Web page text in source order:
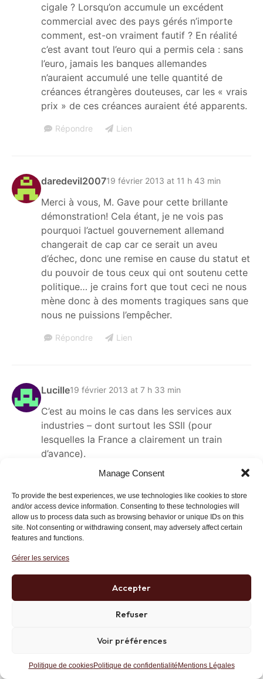
Manage Consent
To provide the best experiences, we use technologies like cookies to store
and/or access device information. Consenting to these technologies will
allow us to process data such as browsing behavior or unique IDs on this
site. Not consenting or withdrawing consent, may adversely affect certain
features and functions.
Gérer les services
Accepter
Refuser
Voir préférences
Politique de cookiesPolitique de confidentialité Mentions Légales
cigale ? Lorsqu’on accumule un excédent
commercial avec des pays gérés n’importe
comment, est-on vraiment fautif ? En réalité
c’est avant tout l’euro qui a permis cela : sans
l’euro, jamais les banques allemandes
n’auraient accumulé une telle quantité de
créances étrangères douteuses, car les « vrais
prix » de ces créances auraient été apparents.
Répondre Lien
daredevil200719 février 2013 at 11 h 43 min
Merci à vous, M. Gave pour cette brillante
démonstration! Cela étant, je ne vois pas
pourquoi l’actuel gouvernement allemand
changerait de cap car ce serait un aveu
d’échec, donc une remise en cause du statut et
du pouvoir de tous ceux qui ont soutenu cette
politique… je crains fort que tout ceci ne nous
mène donc à des moments tragiques sans que
nous ne puissions l’empêcher.
Répondre Lien
Lucille19 février 2013 at 7 h 33 min
C’est au moins le cas dans les services aux
industries – dont surtout les SSII (pour
lesquelles la France a clairement un train
d’avance).
Mais leur retard dans ce domaine est certes
totalement incomparable à leur avance
industrielle…
Répondre Lien
CANDIDE25 février 2013 at 20 h 01 min
Désolé d’apporter un bémol à votre
affirmation.
usine fabriquant des machines-outils
ordinateur et je peux vous dire que